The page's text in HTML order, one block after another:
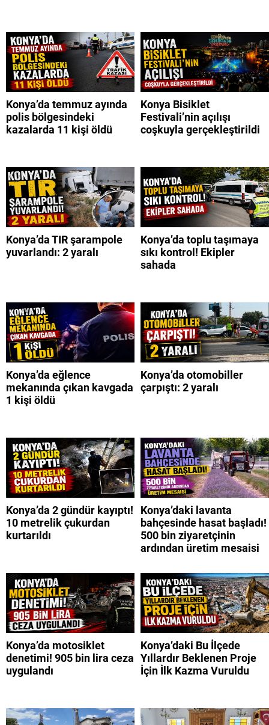
Konya’da temmuz ayında
polis bölgesindeki
kazalarda 11 kişi öldü
Konya Bisiklet
Festivali’nin açılışı
coşkuyla gerçekleştirildi
Konya’da TIR şarampole
yuvarlandı: 2 yaralı
Konya’da toplu taşımaya
sıkı kontrol! Ekipler
sahada
Konya’da eğlence
mekanında çıkan kavgada
1 kişi öldü
Konya’da otomobiller
çarpıştı: 2 yaralı
Konya’da 2 gündür kayıptı!
10 metrelik çukurdan
kurtarıldı
Konya’daki lavanta
bahçesinde hasat başladı!
500 bin ziyaretçinin
ardından üretim mesaisi
Konya’da motosiklet
denetimi! 905 bin lira ceza
uygulandı
Konya’daki Bu İlçede
Yıllardır Beklenen Proje
İçin İlk Kazma Vuruldu